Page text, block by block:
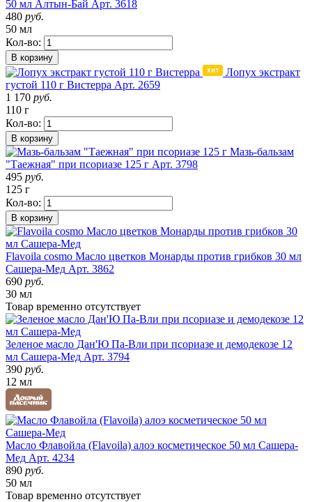
50 мл Алтын-Бай Арт. 3618
480 руб.
50 мл
Кол-во:
В корзину
Лопух экстракт
густой 110 г Вистерра Арт. 2659
1 170 руб.
110 г
Кол-во:
В корзину
Мазь-бальзам
"Таежная" при псориазе 125 г Арт. 3798
495 руб.
125 г
Кол-во:
В корзину
Flavoila cosmo Масло цветков Монарды против грибков 30 мл
Сашера-Мед Арт. 3862
690 руб.
30 мл
Товар временно отсутствует
Зеленое масло Дан'Ю Па-Вли при псориазе и демодекозе 12
мл Сашера-Мед Арт. 3794
390 руб.
12 мл
Масло Флавойла (Flavoila) алоэ косметическое 50 мл Сашера-
Мед Арт. 4234
890 руб.
50 мл
Товар временно отсутствует